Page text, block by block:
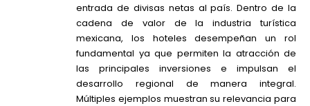
entrada de divisas netas al país. Dentro de la
cadena de valor de la industria turística
mexicana, los hoteles desempeñan un rol
fundamental ya que permiten la atracción de
las principales inversiones e impulsan el
desarrollo regional de manera integral.
Múltiples ejemplos muestran su relevancia para